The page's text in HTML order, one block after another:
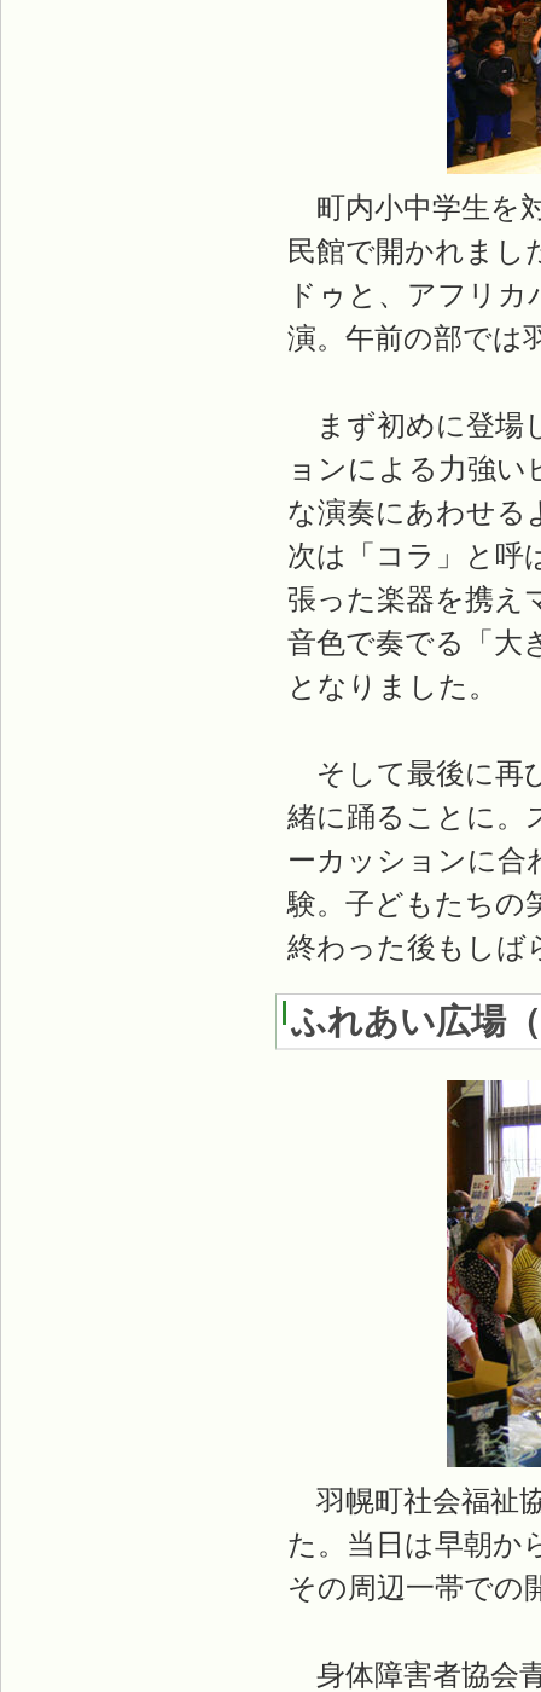
町内小中学生を
民館で開かれまし
ドゥと、アフリ
演。午前の部では
まず初めに登場
ョンによる力強
な演奏にあわせる
次は「コラ」と呼
張った楽器を携え
音色で奏でる「大
となりました。
そして最後に再
緒に踊ることに。
ーカッションに合
験。子どもたちの
終わった後もしば
ふれあい広場（
羽幌町社会福祉
た。当日は早朝か
その周辺一帯での
身体障害者協会